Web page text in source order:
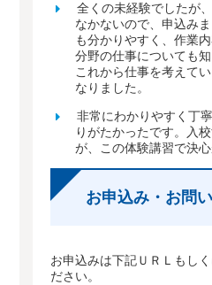
全くの未経験でしたが
なかないので、申込み
も分かりやすく、作業
分野の仕事についても
これから仕事を考えて
なりました。
非常にわかりやすく丁
りがたかったです。入
が、この体験講習で決心
お申込み・お問
お申込みは下記ＵＲＬもし
ださい。